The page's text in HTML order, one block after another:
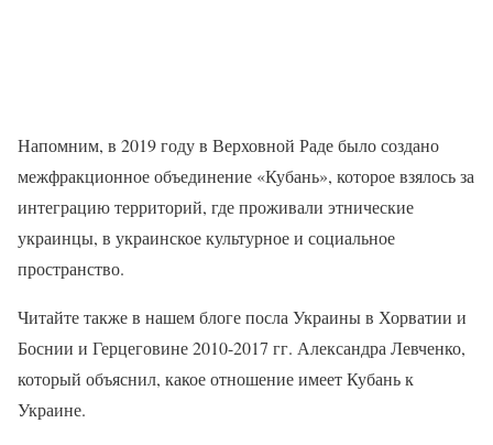
Напомним, в 2019 году в Верховной Раде было создано
межфракционное объединение «Кубань», которое взялось за
интеграцию территорий, где проживали этнические
украинцы, в украинское культурное и социальное
пространство.
Читайте также в нашем блоге посла Украины в Хорватии и
Боснии и Герцеговине 2010-2017 гг. Александра Левченко,
который объяснил, какое отношение имеет Кубань к
Украине.